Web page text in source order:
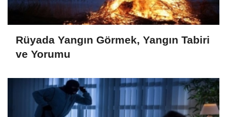
Rüyada Yangın Görmek, Yangın Tabiri
ve Yorumu